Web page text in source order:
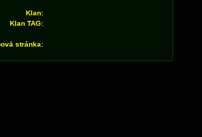
Klan:
Klan TAG:
stránka: